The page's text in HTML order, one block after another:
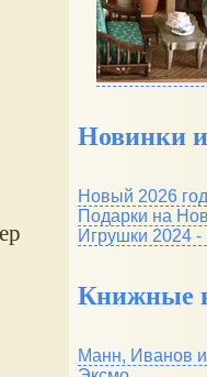
Новинки
Новый 2026
Подарки на
Игрушки 2024 -
Книжные
Манн, Иванов